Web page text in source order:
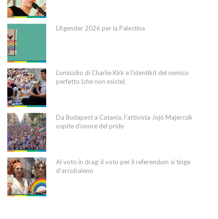
L’Agender 2026 per la Palestina
L’omicidio di Charlie Kirk e l’identikit del nemico
perfetto (che non esiste)
Da Budapest a Catania, l’attivista Jojó Majercsik
ospite d’onore del pride
Al voto in drag: il voto per il referendum si tinge
d’arcobaleno